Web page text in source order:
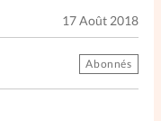
17 Août 2018
Abonnés